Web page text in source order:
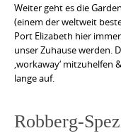
Weiter geht es die
(einem der weltweit
Port Elizabeth hier
unser Zuhause werden.
‚workaway‘
lange auf.
Robberg-